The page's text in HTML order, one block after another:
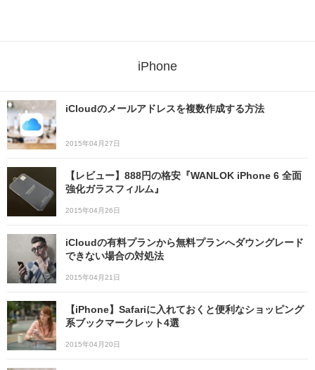
iPhone
iCloudのメールアドレスを複数作成する方法
2015年04月27日
【レビュー】888円の格安『WANLOK iPhone 6 全面
強化ガラスフィルム』
2015年04月26日
iCloudの有料プランから無料プランへダウングレード
できない場合の対処法
2015年04月21日
【iPhone】Safariに入れておくと便利なショッピング
系ブックマークレット4選
2015年04月20日